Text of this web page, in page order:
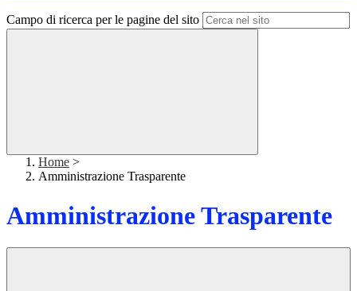
Campo di ricerca per le pagine del sito
Home >
Amministrazione Trasparente
Amministrazione Trasparente